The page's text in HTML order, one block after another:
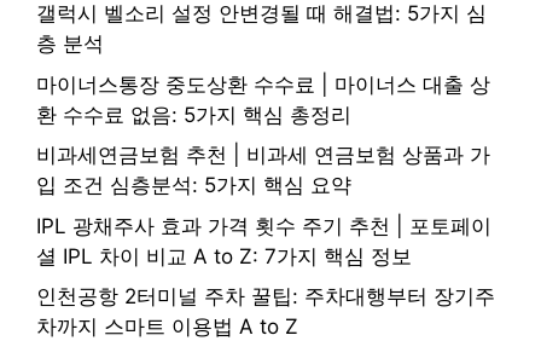
갤럭시 벨소리 설정 안변경될 때 해결법: 5가지 심
층 분석
마이너스통장 중도상환 수수료 | 마이너스 대출 상
환 수수료 없음: 5가지 핵심 총정리
비과세연금보험 추천 | 비과세 연금보험 상품과 가
입 조건 심층분석: 5가지 핵심 요약
IPL 광채주사 효과 가격 횟수 주기 추천 | 포토페이
셜 IPL 차이 비교 A to Z: 7가지 핵심 정보
인천공항 2터미널 주차 꿀팁: 주차대행부터 장기주
차까지 스마트 이용법 A to Z